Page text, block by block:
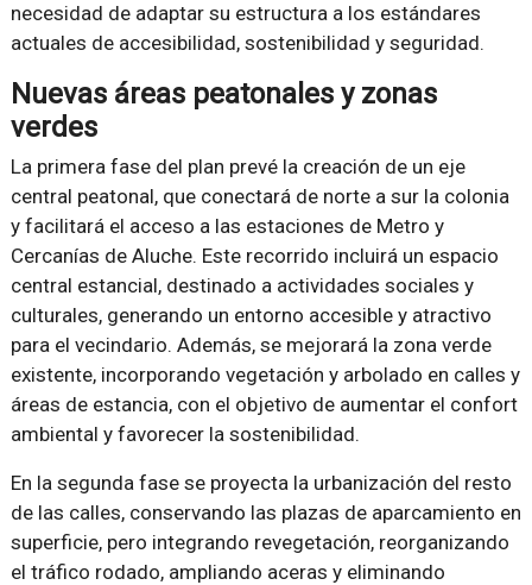
necesidad de adaptar su estructura a los estándares
actuales de accesibilidad, sostenibilidad y seguridad.
Nuevas áreas peatonales y zonas
verdes
La primera fase del plan prevé la creación de un eje
central peatonal, que conectará de norte a sur la colonia
y facilitará el acceso a las estaciones de Metro y
Cercanías de Aluche. Este recorrido incluirá un espacio
central estancial, destinado a actividades sociales y
culturales, generando un entorno accesible y atractivo
para el vecindario. Además, se mejorará la zona verde
existente, incorporando vegetación y arbolado en calles y
áreas de estancia, con el objetivo de aumentar el confort
ambiental y favorecer la sostenibilidad.
En la segunda fase se proyecta la urbanización del resto
de las calles, conservando las plazas de aparcamiento en
superficie, pero integrando revegetación, reorganizando
el tráfico rodado, ampliando aceras y eliminando